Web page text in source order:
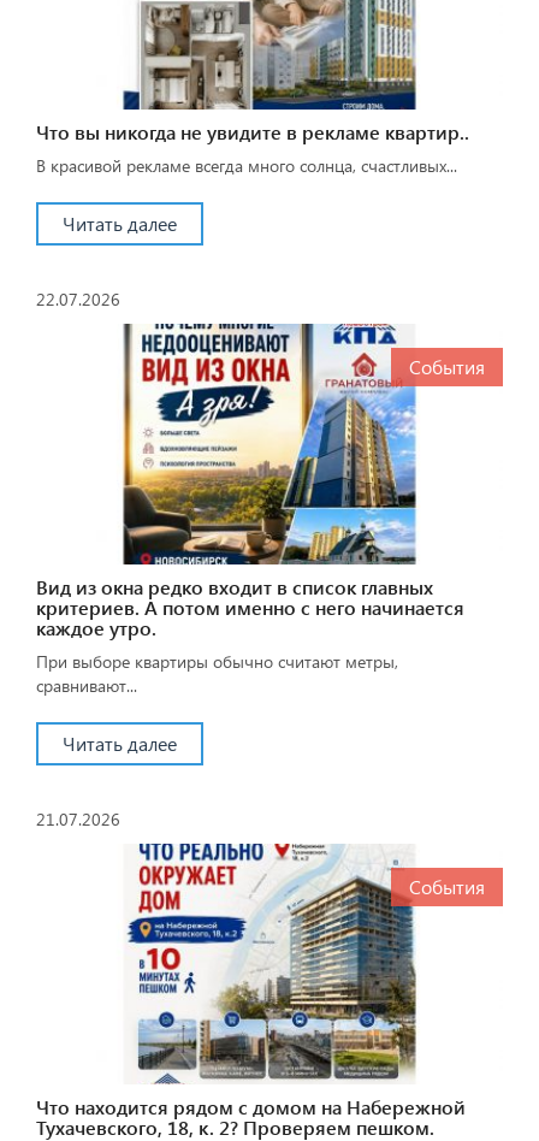
Что вы никогда не увидите в рекламе квартир..
В красивой рекламе всегда много солнца, счастливых...
Читать далее
22.07.2026
События
Вид из окна редко входит в список главных
критериев. А потом именно с него начинается
каждое утро.
При выборе квартиры обычно считают метры,
сравнивают...
Читать далее
21.07.2026
События
Что находится рядом с домом на Набережной
Тухачевского, 18, к. 2? Проверяем пешком.